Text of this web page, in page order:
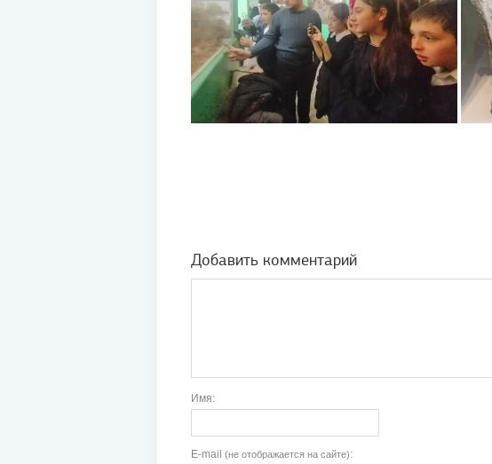
Добавить комментарий
Имя:
E-mail (не отображается на сайте):